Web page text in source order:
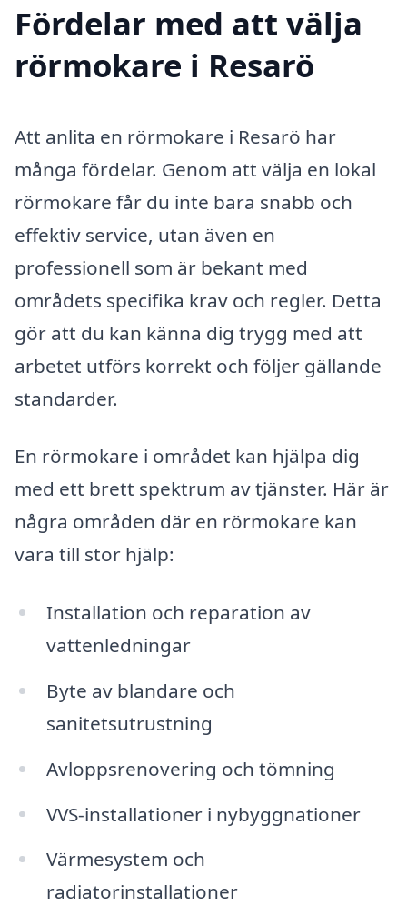
Fördelar med att välja
rörmokare i Resarö
Att anlita en rörmokare i Resarö har
många fördelar. Genom att välja en lokal
rörmokare får du inte bara snabb och
effektiv service, utan även en
professionell som är bekant med
områdets specifika krav och regler. Detta
gör att du kan känna dig trygg med att
arbetet utförs korrekt och följer gällande
standarder.
En rörmokare i området kan hjälpa dig
med ett brett spektrum av tjänster. Här är
några områden där en rörmokare kan
vara till stor hjälp:
Installation och reparation av
vattenledningar
Byte av blandare och
sanitetsutrustning
Avloppsrenovering och tömning
VVS-installationer i nybyggnationer
Värmesystem och
radiatorinstallationer